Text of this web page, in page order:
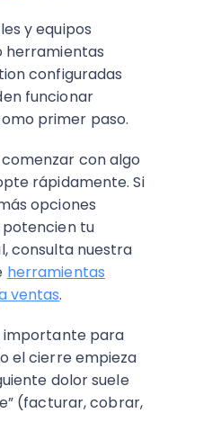
y equipos
herramientas
configuradas
funcionar
primer paso.
con algo
rápidamente. Si
opciones
tu
consulta nuestra
herramientas
ventas.
importante para
el cierre empieza
dolor suele
(facturar, cobrar,